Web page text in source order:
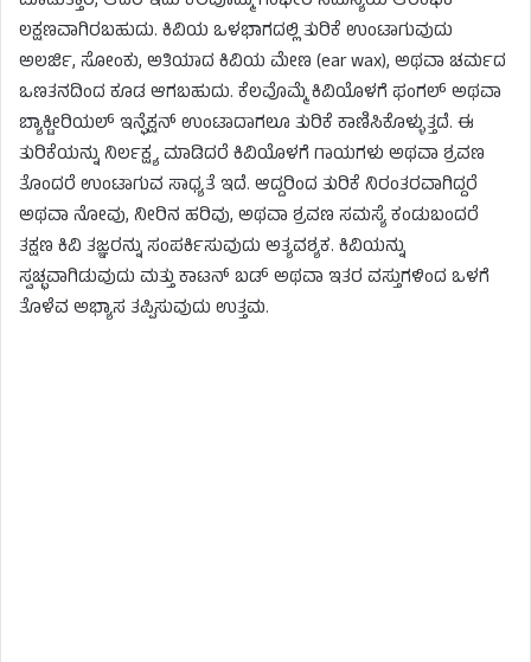
ಲಕ್ಷಣವಾಗಿರಬಹುದು. ಕಿವಿಯ ಒಳಭಾಗದಲ್ಲಿ ತುರಿಕೆ ಉಂಟಾಗುವುದು
ಅಲರ್ಜಿ, ಸೋಂಕು, ಅತಿಯಾದ ಕಿವಿಯ ಮೇಣ (ear wax), ಅಥವಾ ಚರ್ಮದ
ಒಣತನದಿಂದ ಕೂಡ ಆಗಬಹುದು. ಕೆಲವೊಮ್ಮೆ ಕಿವಿಯೊಳಗೆ ಫಂಗಲ್ ಅಥವಾ
ಬ್ಯಾಕ್ಟೀರಿಯಲ್ ಇನ್ಫೆಕ್ಷನ್ ಉಂಟಾದಾಗಲೂ ತುರಿಕೆ ಕಾಣಿಸಿಕೊಳ್ಳುತ್ತದೆ. ಈ
ತುರಿಕೆಯನ್ನು ನಿರ್ಲಕ್ಷ್ಯ ಮಾಡಿದರೆ ಕಿವಿಯೊಳಗೆ ಗಾಯಗಳು ಅಥವಾ ಶ್ರವಣ
ತೊಂದರೆ ಉಂಟಾಗುವ ಸಾಧ್ಯತೆ ಇದೆ. ಆದ್ದರಿಂದ ತುರಿಕೆ ನಿರಂತರವಾಗಿದ್ದರೆ
ಅಥವಾ ನೋವು, ನೀರಿನ ಹರಿವು, ಅಥವಾ ಶ್ರವಣ ಸಮಸ್ಯೆ ಕಂಡುಬಂದರೆ
ತಕ್ಷಣ ಕಿವಿ ತಜ್ಞರನ್ನು ಸಂಪರ್ಕಿಸುವುದು ಅತ್ಯವಶ್ಯಕ. ಕಿವಿಯನ್ನು
ಸ್ವಚ್ಛವಾಗಿಡುವುದು ಮತ್ತು ಕಾಟನ್ ಬಡ್ ಅಥವಾ ಇತರ ವಸ್ತುಗಳಿಂದ ಒಳಗೆ
ತೊಳೆವ ಅಭ್ಯಾಸ ತಪ್ಪಿಸುವುದು ಉತ್ತಮ.